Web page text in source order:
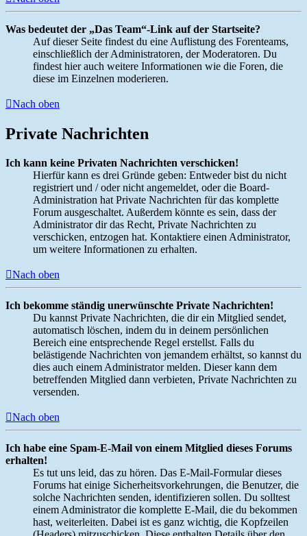
Was bedeutet der „Das Team“-Link auf der Startseite?
Auf dieser Seite findest du eine Auflistung des Forenteams,
einschließlich der Administratoren, der Moderatoren. Du
findest hier auch weitere Informationen wie die Foren, die
diese im Einzelnen moderieren.
Nach oben
Private Nachrichten
Ich kann keine Privaten Nachrichten verschicken!
Hierfür kann es drei Gründe geben: Entweder bist du nicht
registriert und / oder nicht angemeldet, oder die Board-
Administration hat Private Nachrichten für das komplette
Forum ausgeschaltet. Außerdem könnte es sein, dass der
Administrator dir das Recht, Private Nachrichten zu
verschicken, entzogen hat. Kontaktiere einen Administrator,
um weitere Informationen zu erhalten.
Nach oben
Ich bekomme ständig unerwünschte Private Nachrichten!
Du kannst Private Nachrichten, die dir ein Mitglied sendet,
automatisch löschen, indem du in deinem persönlichen
Bereich eine entsprechende Regel erstellst. Falls du
belästigende Nachrichten von jemandem erhältst, so kannst du
dies auch einem Administrator melden. Dieser kann dem
betreffenden Mitglied dann verbieten, Private Nachrichten zu
versenden.
Nach oben
Ich habe eine Spam-E-Mail von einem Mitglied dieses Forums
erhalten!
Es tut uns leid, das zu hören. Das E-Mail-Formular dieses
Forums hat einige Sicherheitsvorkehrungen, die Benutzer, die
solche Nachrichten senden, identifizieren sollen. Du solltest
einem Administrator die komplette E-Mail, die du bekommen
hast, weiterleiten. Dabei ist es ganz wichtig, die Kopfzeilen